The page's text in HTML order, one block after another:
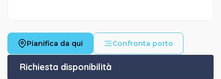
Pianifica da qui Confronta porto
Richiesta disponibilità